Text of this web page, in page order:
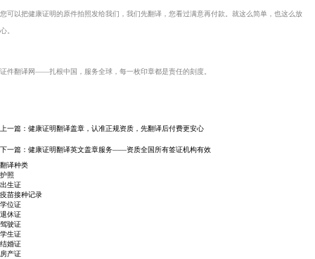
您可以把健康证明的原件拍照发给我们，我们先翻译，您看过满意再付款。就这么简单，也这么放
心。
证件翻译网——扎根中国，服务全球，每一枚印章都是责任的刻度。
上一篇： 健康证明翻译盖章，认准正规资质，先翻译后付费更安心
下一篇： 健康证明翻译英文盖章服务——资质全国所有签证机构有效
翻译种类
护照
出生证
疫苗接种记录
学位证
退休证
驾驶证
学生证
结婚证
房产证